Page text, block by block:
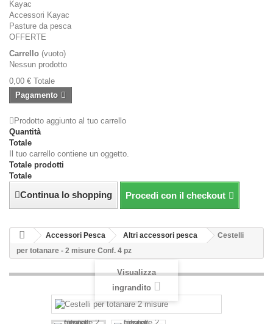
Kayac
Accessori Kayac
Pasture da pesca
OFFERTE
Carrello (vuoto)
Nessun prodotto
0,00 € Totale
Pagamento
Prodotto aggiunto al tuo carrello
Quantità
Totale
Il tuo carrello contiene un oggetto.
Totale prodotti
Totale
Continua lo shopping Procedi con il checkout
Accessori Pesca Altri accessori pesca
Cestelli
per totanare - 2 misure Conf. 4 pz
Visualizza
ingrandito